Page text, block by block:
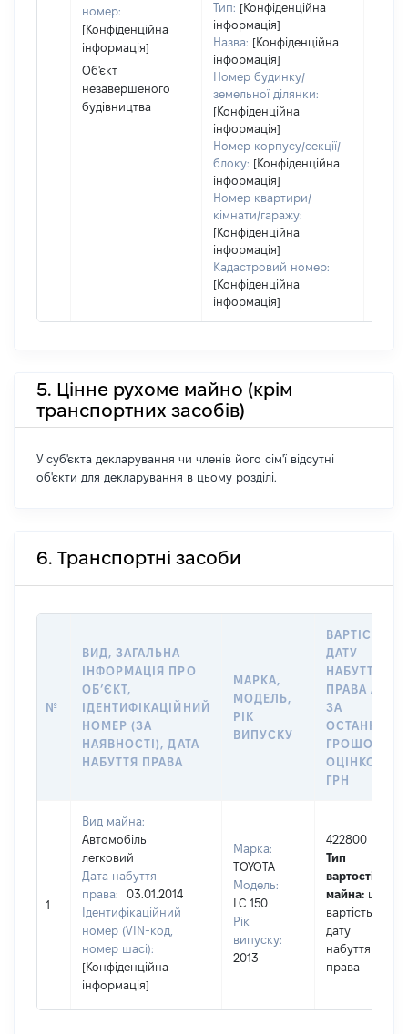
номер:
[Конфіденційна
інформація]
Об'єкт
незавершеного
будівництва
Тип: [Конфіденційна
інформація]
Назва: [Конфіденційна
інформація]
Номер будинку/
земельної ділянки:
[Конфіденційна
інформація]
Номер корпусу/секції/
блоку: [Конфіденційна
інформація]
Номер квартири/
кімнати/гаражу:
[Конфіденційна
інформація]
Кадастровий номер:
[Конфіденційна
інформація]
5. Цінне рухоме майно (крім
транспортних засобів)
У суб'єкта декларування чи членів його сім'ї відсутні
об'єкти для декларування в цьому розділі.
6. Транспортні засоби
№
ВИД, ЗАГАЛЬНА
ІНФОРМАЦІЯ ПРО
ОБʼЄКТ,
ІДЕНТИФІКАЦІЙНИЙ
НОМЕР (ЗА
НАЯВНОСТІ), ДАТА
НАБУТТЯ ПРАВА
МАРКА,
МОДЕЛЬ,
РІК
ВИПУСКУ
ВАРТІСТЬ НА
ДАТУ
НАБУТТЯ
ПРАВА АБО
ЗА
ГРОШОВОЮ
ОЦІНКОЮ,
ГРН
1
Вид майна:
Автомобіль
легковий
Дата набуття
права:
03.01.2014
Ідентифікаційний
номер (VIN-код,
номер шасі):
[Конфіденційна
інформація]
Марка:
TOYOTA
Модель:
LC 150
Рік
випуску:
2013
422800
Тип
вартості
майна: це
вартість на
дату
набуття
права